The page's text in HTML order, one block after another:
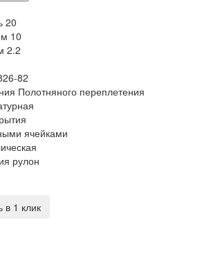
20
10
2.2
82
Полотняного переплетения
ячейками
рулон
в 1 клик